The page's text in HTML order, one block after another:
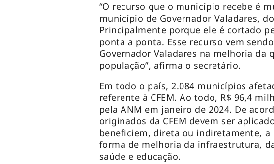
“O recurso que o município recebe é
município de Governador Valadares,
Principalmente porque ele é cortado
ponta a ponta. Esse recurso vem
Governador Valadares na melhoria da
população”, afirma o secretário.
Em todo o país, 2.084 municípios
referente à CFEM. Ao todo, R$ 96,4
pela ANM em janeiro de 2024. De
originados da CFEM devem ser
beneficiem, direta ou indiretamente, a
forma de melhoria da infraestrutura,
saúde e educação.